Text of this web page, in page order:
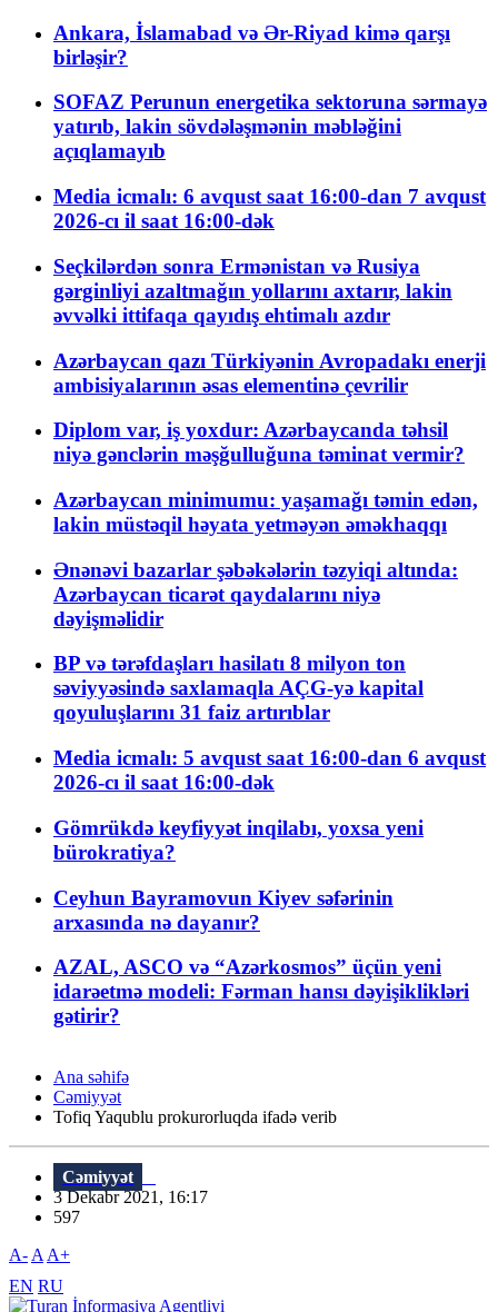
Ankara, İslamabad və Ər-Riyad kimə qarşı
birləşir?
SOFAZ Perunun energetika sektoruna sərmayə
yatırıb, lakin sövdələşmənin məbləğini
açıqlamayıb
Media icmalı: 6 avqust saat 16:00-dan 7 avqust
2026-cı il saat 16:00-dək
Seçkilərdən sonra Ermənistan və Rusiya
gərginliyi azaltmağın yollarını axtarır, lakin
əvvəlki ittifaqa qayıdış ehtimalı azdır
Azərbaycan qazı Türkiyənin Avropadakı enerji
ambisiyalarının əsas elementinə çevrilir
Diplom var, iş yoxdur: Azərbaycanda təhsil
niyə gənclərin məşğulluğuna təminat vermir?
Azərbaycan minimumu: yaşamağı təmin edən,
lakin müstəqil həyata yetməyən əməkhaqqı
Ənənəvi bazarlar şəbəkələrin təzyiqi altında:
Azərbaycan ticarət qaydalarını niyə
dəyişməlidir
BP və tərəfdaşları hasilatı 8 milyon ton
səviyyəsində saxlamaqla AÇG-yə kapital
qoyuluşlarını 31 faiz artırıblar
Media icmalı: 5 avqust saat 16:00-dan 6 avqust
2026-cı il saat 16:00-dək
Gömrükdə keyfiyyət inqilabı, yoxsa yeni
bürokratiya?
Ceyhun Bayramovun Kiyev səfərinin
arxasında nə dayanır?
AZAL, ASCO və “Azərkosmos” üçün yeni
idarəetmə modeli: Fərman hansı dəyişiklikləri
gətirir?
Ana səhifə
Cəmiyyət
Tofiq Yaqublu prokurorluqda ifadə verib
Cəmiyyət
3 Dekabr 2021, 16:17
597
A- A A+
EN RU